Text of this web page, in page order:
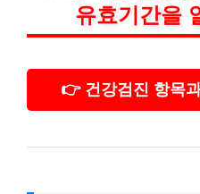
유효기간을
👉 건강검진 항목